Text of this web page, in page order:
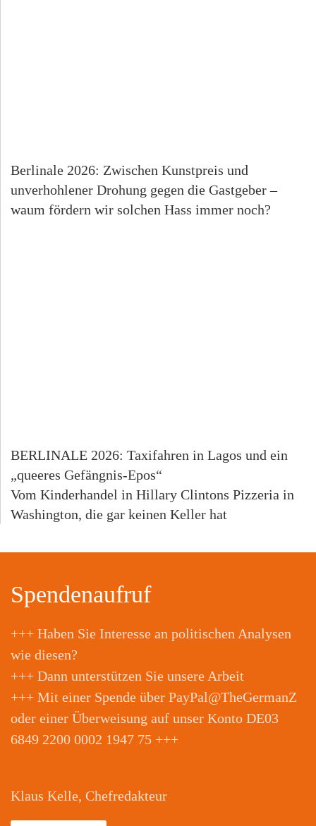
Berlinale 2026: Zwischen Kunstpreis und
unverhohlener Drohung gegen die Gastgeber –
waum fördern wir solchen Hass immer noch?
BERLINALE 2026: Taxifahren in Lagos und ein
„queeres Gefängnis-Epos“
Vom Kinderhandel in Hillary Clintons Pizzeria in
Washington, die gar keinen Keller hat
Spendenaufruf
+++ Haben Sie Interesse an politischen Analysen
wie diesen?
+++ Dann unterstützen Sie unsere Arbeit
+++ Mit einer Spende über PayPal@TheGermanZ
oder einer Überweisung auf unser Konto DE03
6849 2200 0002 1947 75 +++
Klaus Kelle, Chefredakteur